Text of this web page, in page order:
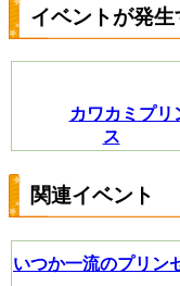
イベントが発
カワカミプリ
ス
関連イベント
いつか一流のプリン